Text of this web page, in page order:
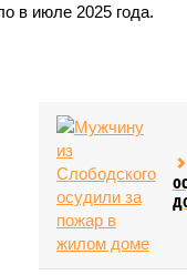
в июле 2025 года.